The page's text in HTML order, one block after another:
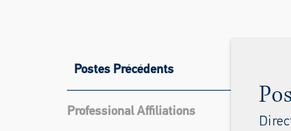
Postes Précédents
Professional Affiliations